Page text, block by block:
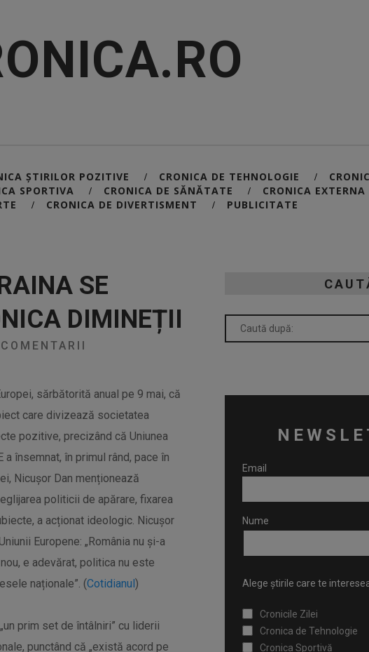
ȘTIRILOR POZITIVE / CRONICA DE TEHNOLOGIE /
SPORTIVA / CRONICA DE SĂNĂTATE / CRONICA EXTERNA
/ CRONICA DE DIVERTISMENT / PUBLICITATE
SE
DIMINEȚII
sărbătorită anual pe 9 mai, că
care divizează societatea
pozitive, precizând că Uniunea
însemnat, în primul rând, pace în
Nicușor Dan menționează
politicii de apărare, fixarea
a acționat ideologic. Nicușor
Europene: „România nu și-a
e adevărat, politica nu este
naționale”. (Cotidianul)
prim set de întâlniri” cu liderii
punctând că „există acord pe
Email
Nume
Alege știrile care te
Cronicile Zilei
Cronica de Tehnologie
Cronica Sportivă